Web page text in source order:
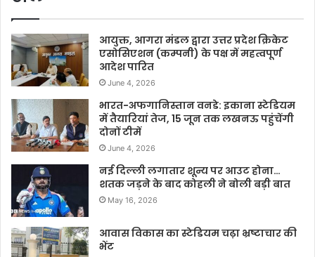
आयुक्त, आगरा मंडल द्वारा उत्तर प्रदेश क्रिकेट
एसोसिएशन (कम्पनी) के पक्ष में महत्वपूर्ण
आदेश पारित
June 4, 2026
भारत-अफगानिस्तान वनडे: इकाना स्टेडियम
में तैयारियां तेज, 15 जून तक लखनऊ पहुंचेंगी
दोनों टीमें
June 4, 2026
नई दिल्ली लगातार शून्य पर आउट होना…
शतक जड़ने के बाद कोहली ने बोली बड़ी बात
May 16, 2026
आवास विकास का स्टेडियम चढ़ा भ्रष्टाचार की
भेंट